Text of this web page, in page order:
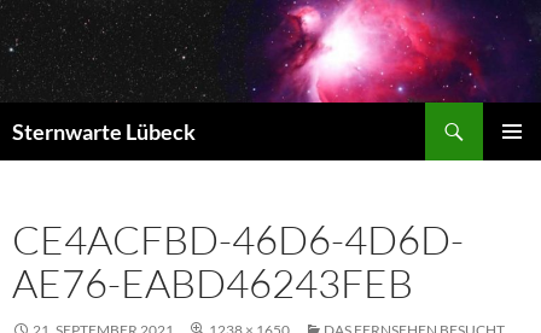
Zum
Inhalt
springen
Sternwarte Lübeck
CE4ACFBD-46D6-4D6D-
AE76-EABD46243FEB